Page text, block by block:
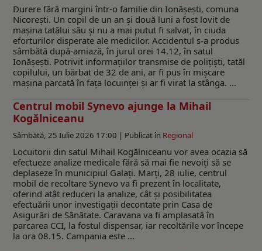
Durere fără margini într-o familie din Ionășești, comuna
Nicorești. Un copil de un an și două luni a fost lovit de
mașina tatălui său și nu a mai putut fi salvat, în ciuda
eforturilor disperate ale medicilor. Accidentul s-a produs
sâmbătă după-amiază, în jurul orei 14.12, în satul
Ionășești. Potrivit informațiilor transmise de polițiști, tatăl
copilului, un bărbat de 32 de ani, ar fi pus în mișcare
mașina parcată în fața locuinței și ar fi virat la stânga. ...
Centrul mobil Synevo ajunge la Mihail
Kogălniceanu
Sâmbătă, 25 Iulie 2026 17:00 | Publicat în Regional
Locuitorii din satul Mihail Kogălniceanu vor avea ocazia să
efectueze analize medicale fără să mai fie nevoiți să se
deplaseze în municipiul Galați. Marți, 28 iulie, centrul
mobil de recoltare Synevo va fi prezent în localitate,
oferind atât reduceri la analize, cât și posibilitatea
efectuării unor investigații decontate prin Casa de
Asigurări de Sănătate. Caravana va fi amplasată în
parcarea CCI, la fostul dispensar, iar recoltările vor începe
la ora 08.15. Campania este ...